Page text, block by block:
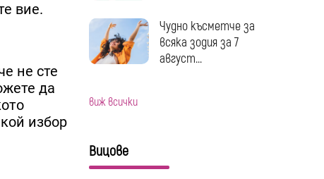
вие.
не сте
да
избор
Чудно късметче за
всяка зодия за 7
август...
виж всички
Вицове